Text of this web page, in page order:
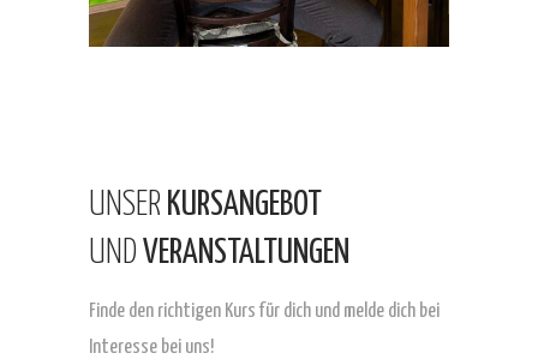
UNSER KURSANGEBOT
UND VERANSTALTUNGEN
Finde den richtigen Kurs für dich und melde dich bei
Interesse bei uns!